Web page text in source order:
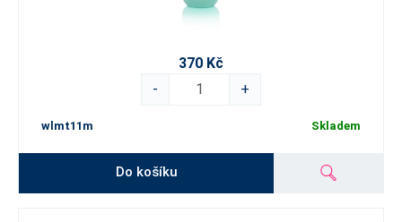
370 Kč
-
+
wlmt11m Skladem
Do košíku